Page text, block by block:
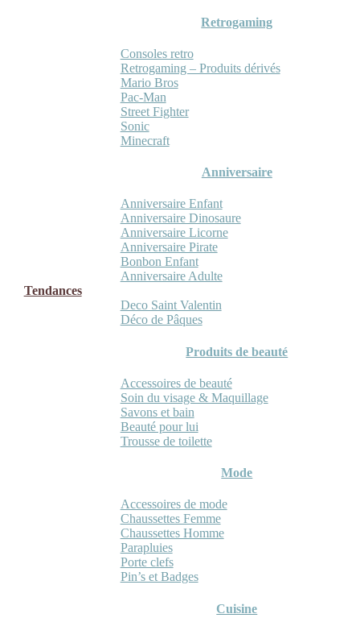
Retrogaming
Consoles retro
Retrogaming – Produits dérivés
Mario Bros
Pac-Man
Street Fighter
Sonic
Minecraft
Anniversaire
Anniversaire Enfant
Anniversaire Dinosaure
Anniversaire Licorne
Anniversaire Pirate
Bonbon Enfant
Anniversaire Adulte
Tendances
Deco Saint Valentin
Déco de Pâques
Produits de beauté
Accessoires de beauté
Soin du visage & Maquillage
Savons et bain
Beauté pour lui
Trousse de toilette
Mode
Accessoires de mode
Chaussettes Femme
Chaussettes Homme
Parapluies
Porte clefs
Pin’s et Badges
Cuisine